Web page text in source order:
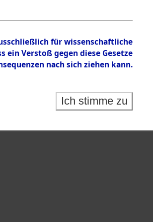
für wissenschaftliche
Verstoß gegen diese Gesetze
nach sich ziehen kann.
Ich stimme zu